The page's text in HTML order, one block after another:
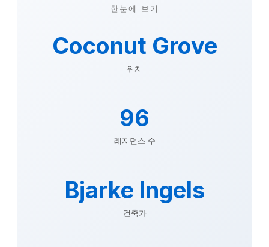
한눈에 보기
Coconut Grove
위치
96
레지던스 수
Bjarke Ingels
건축가